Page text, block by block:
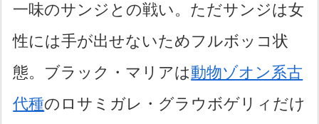
一味のサンジとの戦い。ただサンジは女
性には手が出せないためフルボッコ状
態。ブラック・マリアは動物ゾオン系古
代種のロサミガレ・グラウボゲリィだけ